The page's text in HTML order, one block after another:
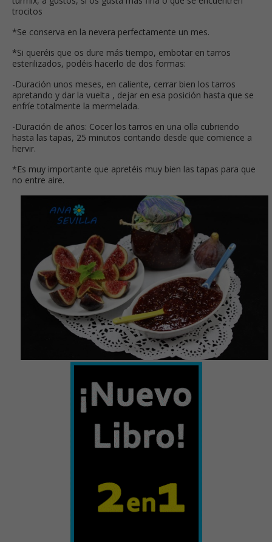
trocitos
*Se conserva en la nevera perfectamente un mes.
*Si queréis que os dure más tiempo, embotar en tarros
esterilizados, podéis hacerlo de dos formas:
-Duración unos meses, en caliente, cerrar bien los tarros
apretando y dar la vuelta , dejar en esa posición hasta que se
enfríe totalmente la mermelada.
-Duración de años: Cocer los tarros en una olla cubriendo
hasta las tapas, 25 minutos contando desde que comience a
hervir.
*Es muy importante que apretéis muy bien las tapas para que
no entre aire.